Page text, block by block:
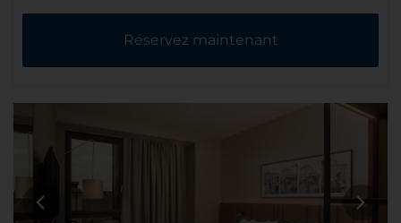
Réservez maintenant